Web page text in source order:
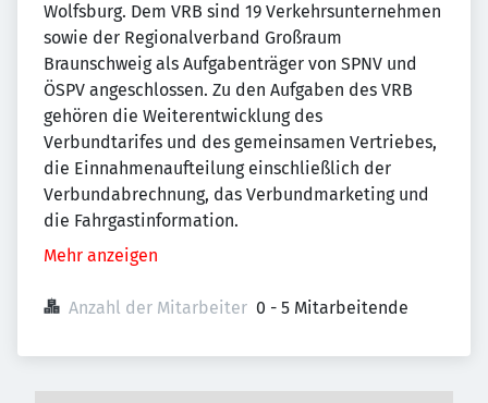
Wolfsburg. Dem VRB sind 19 Verkehrsunternehmen
sowie der Regionalverband Großraum
Braunschweig als Aufgabenträger von SPNV und
ÖSPV angeschlossen. Zu den Aufgaben des VRB
gehören die Weiterentwicklung des
Verbundtarifes und des gemeinsamen Vertriebes,
die Einnahmenaufteilung einschließlich der
Verbundabrechnung, das Verbundmarketing und
die Fahrgastinformation.
Mehr anzeigen
Anzahl der Mitarbeiter 0 - 5 Mitarbeitende